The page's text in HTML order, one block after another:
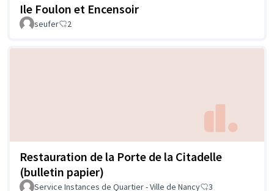
Ile Foulon et Encensoir
seufer 2
Restauration de la Porte de la Citadelle
(bulletin papier)
Service Instances de Quartier - Ville de Nancy 3